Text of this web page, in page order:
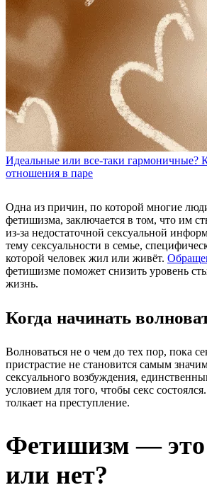
Идеальные или все-таки гармоничные?
отношения в паре
Одна из причин, по которой многие
фетишизма, заключается в том, что им
из-за недостаточной сексуальной
тему сексуальности в семье,
которой человек жил или живёт.
фетишизме поможет снизить уровень
жизнь.
Когда начинать
Волноваться не о чем до тех пор, пока
пристрастие не становится самым
сексуального возбуждения,
условием для того, чтобы секс
толкает на преступление.
Фетишизм — это
или нет?